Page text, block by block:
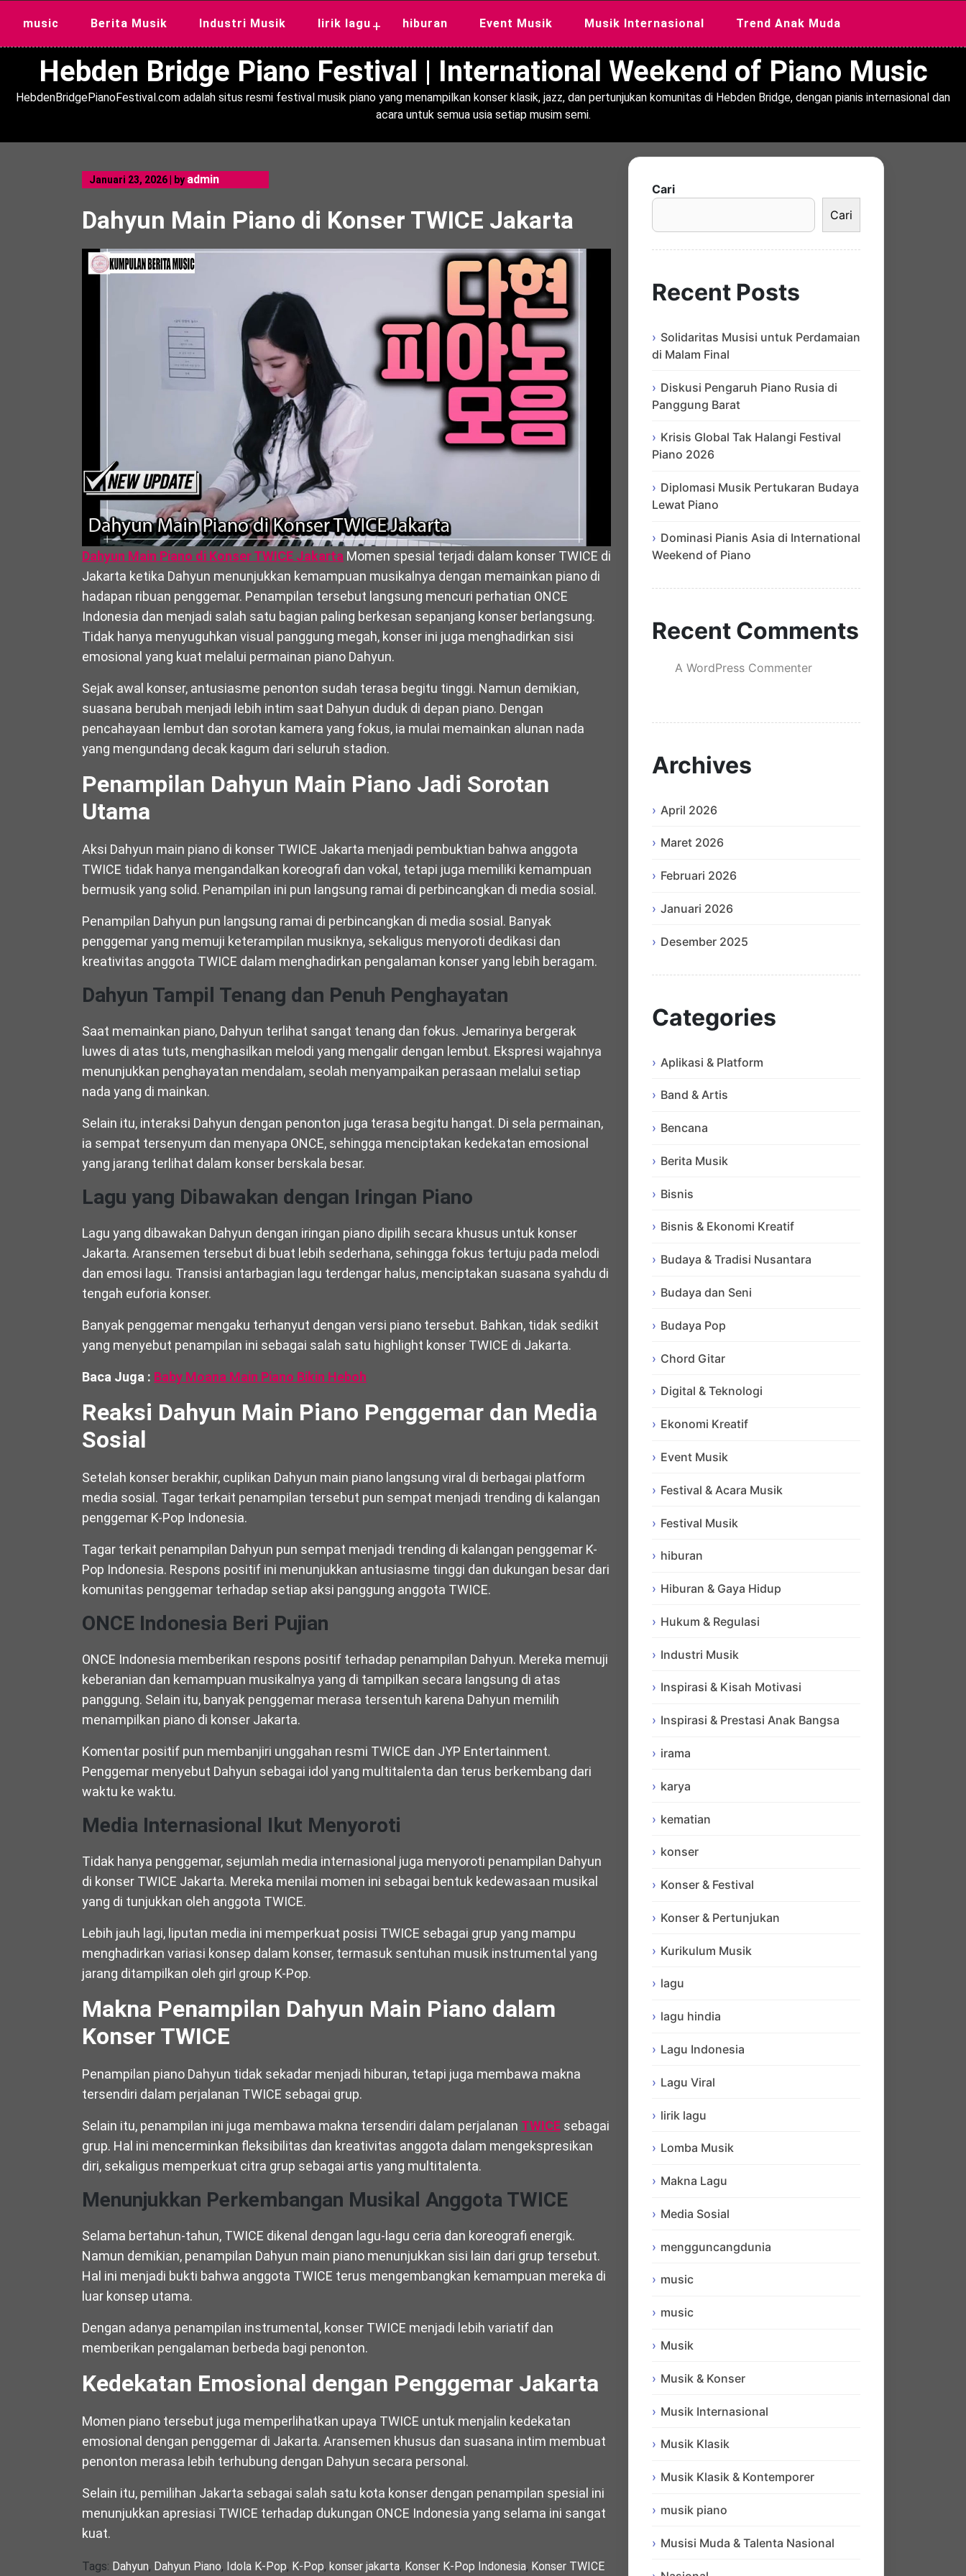
music Berita Musik Industri Musik lirik lagu + hiburan Event Musik Musik Internasional Trend Anak Muda
Hebden Bridge Piano Festival | International Weekend of Piano Music
HebdenBridgePianoFestival.com adalah situs resmi festival musik piano yang menampilkan konser klasik, jazz, dan pertunjukan komunitas di Hebden Bridge, dengan pianis internasional dan
acara untuk semua usia setiap musim semi.
Januari 23, 2026 by admin
Dahyun Main Piano di Konser TWICE Jakarta
Dahyun Main Piano di Konser TWICE Jakarta Momen spesial terjadi dalam konser TWICE di
Jakarta ketika Dahyun menunjukkan kemampuan musikalnya dengan memainkan piano di
hadapan ribuan penggemar. Penampilan tersebut langsung mencuri perhatian ONCE
Indonesia dan menjadi salah satu bagian paling berkesan sepanjang konser berlangsung.
Tidak hanya menyuguhkan visual panggung megah, konser ini juga menghadirkan sisi
emosional yang kuat melalui permainan piano Dahyun.
Sejak awal konser, antusiasme penonton sudah terasa begitu tinggi. Namun demikian,
suasana berubah menjadi lebih intim saat Dahyun duduk di depan piano. Dengan
pencahayaan lembut dan sorotan kamera yang fokus, ia mulai memainkan alunan nada
yang mengundang decak kagum dari seluruh stadion.
Penampilan Dahyun Main Piano Jadi Sorotan
Utama
Aksi Dahyun main piano di konser TWICE Jakarta menjadi pembuktian bahwa anggota
TWICE tidak hanya mengandalkan koreografi dan vokal, tetapi juga memiliki kemampuan
bermusik yang solid. Penampilan ini pun langsung ramai di perbincangkan di media sosial.
Penampilan Dahyun pun langsung ramai di perbincangkan di media sosial. Banyak
penggemar yang memuji keterampilan musiknya, sekaligus menyoroti dedikasi dan
kreativitas anggota TWICE dalam menghadirkan pengalaman konser yang lebih beragam.
Dahyun Tampil Tenang dan Penuh Penghayatan
Saat memainkan piano, Dahyun terlihat sangat tenang dan fokus. Jemarinya bergerak
luwes di atas tuts, menghasilkan melodi yang mengalir dengan lembut. Ekspresi wajahnya
menunjukkan penghayatan mendalam, seolah menyampaikan perasaan melalui setiap
nada yang di mainkan.
Selain itu, interaksi Dahyun dengan penonton juga terasa begitu hangat. Di sela permainan,
ia sempat tersenyum dan menyapa ONCE, sehingga menciptakan kedekatan emosional
yang jarang terlihat dalam konser berskala besar.
Lagu yang Dibawakan dengan Iringan Piano
Lagu yang dibawakan Dahyun dengan iringan piano dipilih secara khusus untuk konser
Jakarta. Aransemen tersebut di buat lebih sederhana, sehingga fokus tertuju pada melodi
dan emosi lagu. Transisi antarbagian lagu terdengar halus, menciptakan suasana syahdu di
tengah euforia konser.
Banyak penggemar mengaku terhanyut dengan versi piano tersebut. Bahkan, tidak sedikit
yang menyebut penampilan ini sebagai salah satu highlight konser TWICE di Jakarta.
Baca Juga : Baby Moana Main Piano Bikin Heboh
Reaksi Dahyun Main Piano Penggemar dan Media
Sosial
Setelah konser berakhir, cuplikan Dahyun main piano langsung viral di berbagai platform
media sosial. Tagar terkait penampilan tersebut pun sempat menjadi trending di kalangan
penggemar K-Pop Indonesia.
Tagar terkait penampilan Dahyun pun sempat menjadi trending di kalangan penggemar K-
Pop Indonesia. Respons positif ini menunjukkan antusiasme tinggi dan dukungan besar dari
komunitas penggemar terhadap setiap aksi panggung anggota TWICE.
ONCE Indonesia Beri Pujian
ONCE Indonesia memberikan respons positif terhadap penampilan Dahyun. Mereka memuji
keberanian dan kemampuan musikalnya yang di tampilkan secara langsung di atas
panggung. Selain itu, banyak penggemar merasa tersentuh karena Dahyun memilih
menampilkan piano di konser Jakarta.
Komentar positif pun membanjiri unggahan resmi TWICE dan JYP Entertainment.
Penggemar menyebut Dahyun sebagai idol yang multitalenta dan terus berkembang dari
waktu ke waktu.
Media Internasional Ikut Menyoroti
Tidak hanya penggemar, sejumlah media internasional juga menyoroti penampilan Dahyun
di konser TWICE Jakarta. Mereka menilai momen ini sebagai bentuk kedewasaan musikal
yang di tunjukkan oleh anggota TWICE.
Lebih jauh lagi, liputan media ini memperkuat posisi TWICE sebagai grup yang mampu
menghadirkan variasi konsep dalam konser, termasuk sentuhan musik instrumental yang
jarang ditampilkan oleh girl group K-Pop.
Makna Penampilan Dahyun Main Piano dalam
Konser TWICE
Penampilan piano Dahyun tidak sekadar menjadi hiburan, tetapi juga membawa makna
tersendiri dalam perjalanan TWICE sebagai grup.
Selain itu, penampilan ini juga membawa makna tersendiri dalam perjalanan TWICE sebagai
grup. Hal ini mencerminkan fleksibilitas dan kreativitas anggota dalam mengekspresikan
diri, sekaligus memperkuat citra grup sebagai artis yang multitalenta.
Menunjukkan Perkembangan Musikal Anggota TWICE
Selama bertahun-tahun, TWICE dikenal dengan lagu-lagu ceria dan koreografi energik.
Namun demikian, penampilan Dahyun main piano menunjukkan sisi lain dari grup tersebut.
Hal ini menjadi bukti bahwa anggota TWICE terus mengembangkan kemampuan mereka di
luar konsep utama.
Dengan adanya penampilan instrumental, konser TWICE menjadi lebih variatif dan
memberikan pengalaman berbeda bagi penonton.
Kedekatan Emosional dengan Penggemar Jakarta
Momen piano tersebut juga memperlihatkan upaya TWICE untuk menjalin kedekatan
emosional dengan penggemar di Jakarta. Aransemen khusus dan suasana intim membuat
penonton merasa lebih terhubung dengan Dahyun secara personal.
Selain itu, pemilihan Jakarta sebagai salah satu kota konser dengan penampilan spesial ini
menunjukkan apresiasi TWICE terhadap dukungan ONCE Indonesia yang selama ini sangat
kuat.
Tags: Dahyun, Dahyun Piano, Idola K-Pop, K-Pop, konser jakarta, Konser K-Pop Indonesia, Konser TWICE
Cari
Cari
Recent Posts
Solidaritas Musisi untuk Perdamaian
di Malam Final
Diskusi Pengaruh Piano Rusia di
Panggung Barat
Krisis Global Tak Halangi Festival
Piano 2026
Diplomasi Musik Pertukaran Budaya
Lewat Piano
Dominasi Pianis Asia di International
Weekend of Piano
Recent Comments
A WordPress Commenter
Archives
April 2026
Maret 2026
Februari 2026
Januari 2026
Desember 2025
Categories
Aplikasi & Platform
Band & Artis
Bencana
Berita Musik
Bisnis
Bisnis & Ekonomi Kreatif
Budaya & Tradisi Nusantara
Budaya dan Seni
Budaya Pop
Chord Gitar
Digital & Teknologi
Ekonomi Kreatif
Event Musik
Festival & Acara Musik
Festival Musik
hiburan
Hiburan & Gaya Hidup
Hukum & Regulasi
Industri Musik
Inspirasi & Kisah Motivasi
Inspirasi & Prestasi Anak Bangsa
irama
karya
kematian
konser
Konser & Festival
Konser & Pertunjukan
Kurikulum Musik
lagu
lagu hindia
Lagu Indonesia
Lagu Viral
lirik lagu
Lomba Musik
Makna Lagu
Media Sosial
mengguncangdunia
music
music
Musik
Musik & Konser
Musik Internasional
Musik Klasik
Musik Klasik & Kontemporer
musik piano
Musisi Muda & Talenta Nasional